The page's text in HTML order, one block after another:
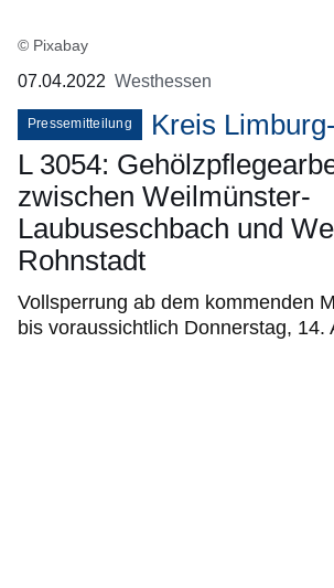
© Pixabay
07.04.2022 Westhessen
Pressemitteilung
Kreis
L 3054:
zwischen Weilmünster-
Laubuseschbach und
Rohnstadt
Vollsperrung ab dem kommenden
bis voraussichtlich Donnerstag, 14.